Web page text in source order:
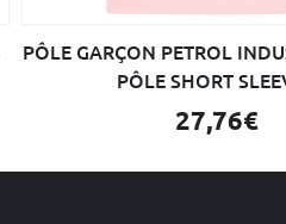
PÔLE GARÇON PETROL
PÔLE SHORT
27,76€